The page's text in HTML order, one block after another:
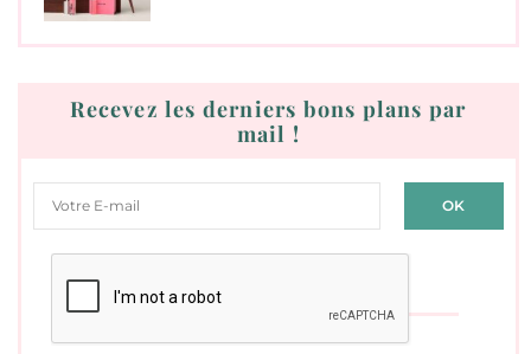
Recevez les derniers bons plans par
mail !